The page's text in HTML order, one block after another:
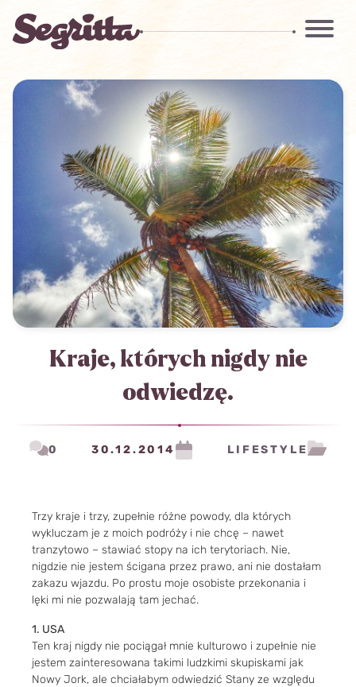
Kraje, których nigdy nie
odwiedzę.
0 30.12.2014 LIFESTYLE
Trzy kraje i trzy, zupełnie różne powody, dla których
wykluczam je z moich podróży i nie chcę – nawet
tranzytowo – stawiać stopy na ich terytoriach. Nie,
nigdzie nie jestem ścigana przez prawo, ani nie dostałam
zakazu wjazdu. Po prostu moje osobiste przekonania i
lęki mi nie pozwalają tam jechać.
1. USA
Ten kraj nigdy nie pociągał mnie kulturowo i zupełnie nie
jestem zainteresowana takimi ludzkimi skupiskami jak
Nowy Jork, ale chciałabym odwiedzić Stany ze względu